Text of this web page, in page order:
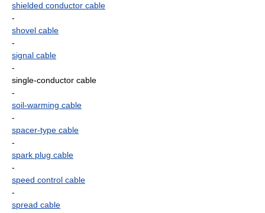
shielded conductor cable
-
shovel cable
-
signal cable
-
single-conductor cable
-
soil-warming cable
-
spacer-type cable
-
spark plug cable
-
speed control cable
-
spread cable